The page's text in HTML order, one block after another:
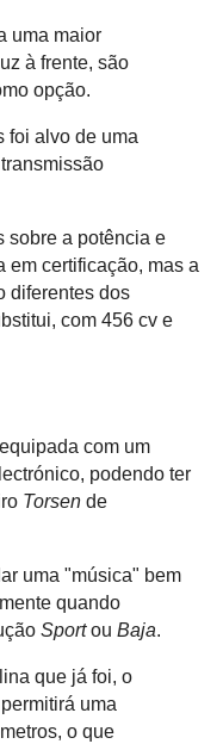
uma maior
à frente, são
opção.
foi alvo de uma
sobre a potência e
em certificação, mas a
diferentes dos
com 456 cv e
com um
podendo ter
Torsende
uma "música" bem
quando
Sportou Baja.
que já foi, o
uma
o que